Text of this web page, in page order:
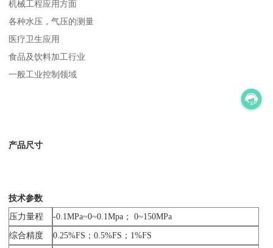
机械工程应用方面
各种水压，气压的测量
医疗卫生应用
食品及饮料加工行业
一般工业控制领域
产品尺寸
技术参数
压力量程
-0.1MPa~0~0.1Mpa； 0~150MPa
综合精度
0.25%FS；0.5%FS；1%FS